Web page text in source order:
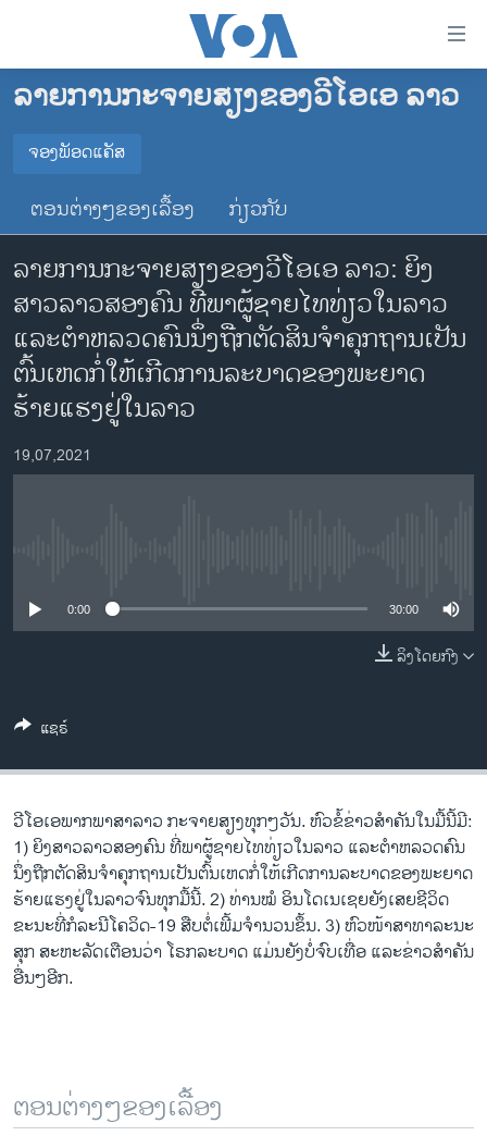
ເຂົ້າ
ຂ້າມ
ໄປ
ຊອກ
ຄົ້ນ
ໂຮມເພຈ
ລາວ
ອາເມຣິກາ
ການເລືອກຕັ້ງ ປະທານາທີບໍດີ ສະຫະລັດ 2024
ຂ່າວ​ຈີນ
ໂລກ
ເອເຊຍ
ອິດສະຫຼະພາບດ້ານການຂ່າວ
ຊີວິດຊາວລາວ
ຊຸມຊົນຊາວລາວ
ວີດີໂອ
ລາຍງານ
ຕິດຕາມພວກເຮົາ ທີ່
ພາສາຕ່າງໆ
ລາຍການກະຈາຍສຽງຂອງວີໂອເອ ລາວ
ຈອງພັອດແຄັສ
ຈອງພັອດແຄັສ
YouTube
ຈອງ
ຕອນຕ່າງໆຂອງເລື້ອງ ກ່ຽວກັບ
ລາຍການກະຈາຍສຽງຂອງວີໂອເອ ລາວ: ຍິງ
ສາວລາວສອງຄົນ ທີ່ພາຜູ້ຊາຍໄທທ່ຽວໃນລາວ
ແລະຕໍາຫລວດຄົນນຶ່ງຖືກຕັດສິນຈໍາຄຸກຖານເປັນ
ຕົ້ນເຫດກໍ່ໃຫ້ເກີດການລະບາດຂອງພະຍາດ
ຮ້າຍແຮງຢູ່ໃນລາວ
19,07,2021
0:00 30:00
ລິງໂດຍກົງ
ແຊຣ໌
ວີໂອເອພາກພາສາລາວ ກະຈາຍສຽງທຸກໆວັນ. ຫົວຂໍ້ຂ່າວສໍາຄັນໃນມື້ນີ້ມີ:
1) ຍິງສາວລາວສອງຄົນ ທີ່ພາຜູ້ຊາຍໄທທ່ຽວໃນລາວ ແລະຕໍາຫລວດຄົນ
ນຶ່ງຖືກຕັດສິນຈໍາຄຸກຖານເປັນຕົ້ນເຫດກໍ່ໃຫ້ເກີດການລະບາດຂອງພະຍາດ
ຮ້າຍແຮງຢູ່ໃນລາວຈົນທຸກມື້ນີ້. 2) ທ່ານໝໍ ອິນໂດເນເຊຍຍັງເສຍຊີວິດ
ຂະນະທີ່ກໍລະນີໂຄວິດ-19 ສືບຕໍ່ເພີ້ມຈຳນວນຂຶ້ນ. 3) ຫົວໜ້າສາທາລະນະ
ສຸກ ສະຫະລັດເຕືອນວ່າ ໂຣກລະບາດ ແມ່ນຍັງບໍ່ຈົບເທື່ອ ແລະຂ່າວສໍາຄັນ
ອື່ນໆອີກ.
ຕອນຕ່າງໆຂອງເລື້ອງ